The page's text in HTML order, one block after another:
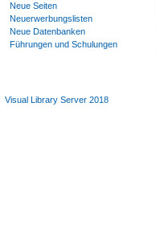
Neue Seiten
Neuerwerbungslisten
Neue Datenbanken
Führungen und Schulungen
Visual Library Server 2018